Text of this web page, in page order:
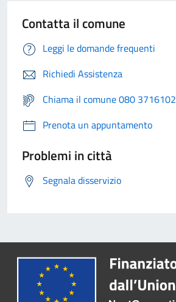
Contatta il comune
Leggi le domande frequenti
Richiedi Assistenza
Chiama il comune 080 3716102
Prenota un appuntamento
Problemi in città
Segnala disservizio